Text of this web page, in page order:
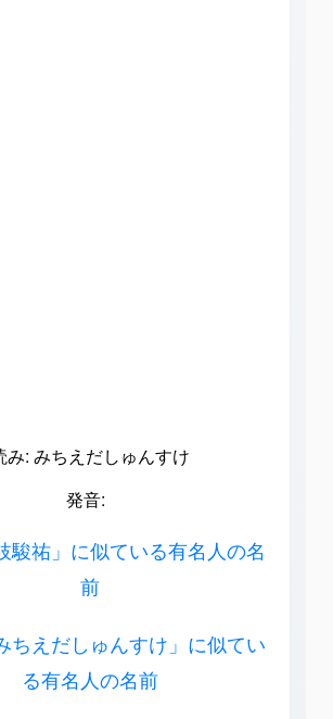
み: みちえだしゅんすけ
発音:
駿祐」に似ている有名人の名
前
ちえだしゅんすけ」に似てい
る有名人の名前